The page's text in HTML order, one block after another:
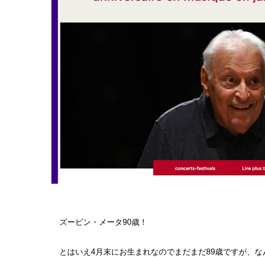
ズービン・メータ90歳！
とはいえ4月末にお生まれなのでまだまだ89歳ですが、